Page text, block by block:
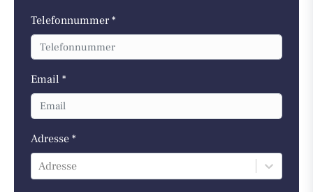
Telefonnummer *
Email *
Adresse *
Adresse